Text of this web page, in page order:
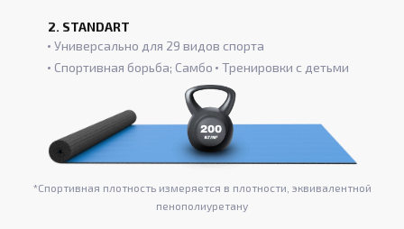
2. STANDART
Универсально для 29 видов спорта
Спортивная борьба; Самбо
Тренировки с детьми
*Спортивная плотность измеряется в плотности, эквивалентной
пенополиуретану